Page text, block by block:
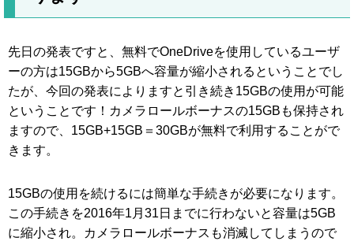
先日の発表ですと、無料でOneDriveを使用しているユーザ
ーの方は15GBから5GBへ容量が縮小されるということでし
たが、今回の発表によりますと引き続き15GBの使用が可能
ということです！カメラロールボーナスの15GBも保持され
ますので、15GB+15GB＝30GBが無料で利用することがで
きます。
15GBの使用を続けるには簡単な手続きが必要になります。
この手続きを2016年1月31日までに行わないと容量は5GB
に縮小され。カメラロールボーナスも消滅してしまうので